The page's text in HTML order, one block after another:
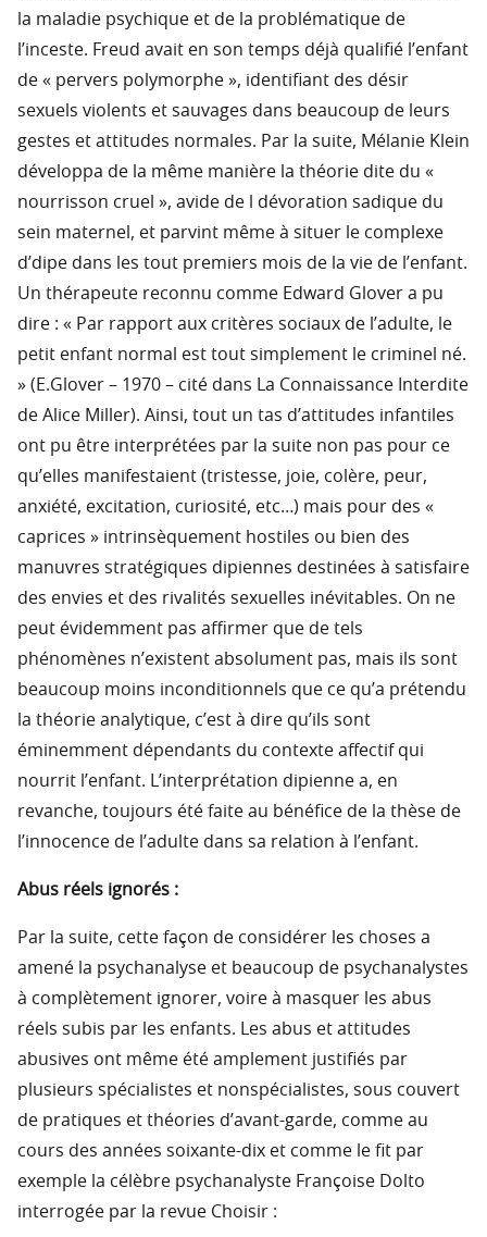
la maladie psychique et de la problématique de
l’inceste. Freud avait en son temps déjà qualifié l’enfant
de « pervers polymorphe », identifiant des désir
sexuels violents et sauvages dans beaucoup de leurs
gestes et attitudes normales. Par la suite, Mélanie Klein
développa de la même manière la théorie dite du «
nourrisson cruel », avide de l dévoration sadique du
sein maternel, et parvint même à situer le complexe
d’dipe dans les tout premiers mois de la vie de l’enfant.
Un thérapeute reconnu comme Edward Glover a pu
dire : « Par rapport aux critères sociaux de l’adulte, le
petit enfant normal est tout simplement le criminel né.
» (E.Glover – 1970 – cité dans La Connaissance Interdite
de Alice Miller). Ainsi, tout un tas d’attitudes infantiles
ont pu être interprétées par la suite non pas pour ce
qu’elles manifestaient (tristesse, joie, colère, peur,
anxiété, excitation, curiosité, etc…) mais pour des «
caprices » intrinsèquement hostiles ou bien des
manuvres stratégiques dipiennes destinées à satisfaire
des envies et des rivalités sexuelles inévitables. On ne
peut évidemment pas affirmer que de tels
phénomènes n’existent absolument pas, mais ils sont
beaucoup moins inconditionnels que ce qu’a prétendu
la théorie analytique, c’est à dire qu’ils sont
éminemment dépendants du contexte affectif qui
nourrit l’enfant. L’interprétation dipienne a, en
revanche, toujours été faite au bénéfice de la thèse de
l’innocence de l’adulte dans sa relation à l’enfant.
Abus réels ignorés :
Par la suite, cette façon de considérer les choses a
amené la psychanalyse et beaucoup de psychanalystes
à complètement ignorer, voire à masquer les abus
réels subis par les enfants. Les abus et attitudes
abusives ont même été amplement justifiés par
plusieurs spécialistes et nonspécialistes, sous couvert
de pratiques et théories d’avant-garde, comme au
cours des années soixante-dix et comme le fit par
exemple la célèbre psychanalyste Françoise Dolto
interrogée par la revue Choisir :